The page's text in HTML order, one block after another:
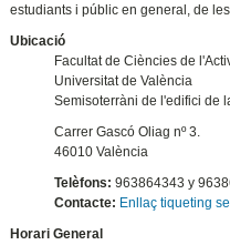
estudiants i públic en general, de
Ubicació
Facultat de Ciències de
Universitat de València
Semisoterràni de l'edifici de
Carrer Gascó Oliag nº 3.
46010 València
Telèfons: 963864343 y
Contacte: Enllaç tiqueting
Horari General